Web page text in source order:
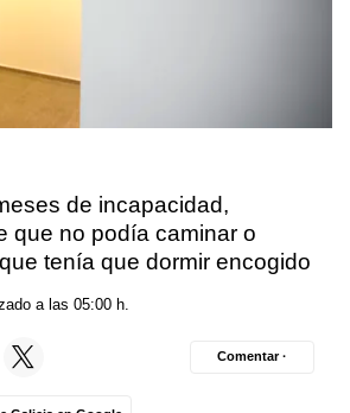
de incapacidad,
que no podía caminar o
tenía que dormir encogido
a las 05:00 h.
Comentar ·